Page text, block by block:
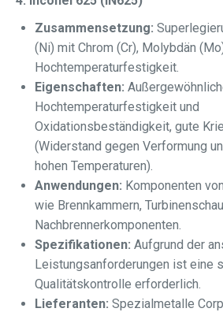
Zusammensetzung:
(Ni) mit Chrom (Cr), Molybdän
Hochtemperaturfestigkeit.
Eigenschaften:
Hochtemperaturfestigkeit und
Oxidationsbeständigkeit, gute
(Widerstand gegen Verformung
hohen Temperaturen).
Anwendungen: Komponenten
wie Brennkammern,
Nachbrennerkomponenten.
Spezifikationen: Aufgrund der
Leistungsanforderungen ist eine
Qualitätskontrolle erforderlich.
Lieferanten: Spezialmetalle